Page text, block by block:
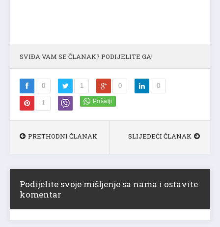
SVIĐA VAM SE ČLANAK? PODIJELITE GA!
0 1 0 0
1
PRETHODNI ČLANAK SLIJEDEĆI ČLANAK
Podijelite svoje mišljenje sa nama i ostavite
komentar